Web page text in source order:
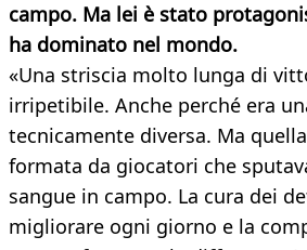
campo. Ma lei è stato
ha dominato nel mondo.
«Una striscia molto lunga di
irripetibile. Anche perché era
tecnicamente diversa. Ma
formata da giocatori che
sangue in campo. La cura dei
migliorare ogni giorno e la